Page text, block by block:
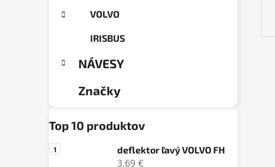
VOLVO
IRISBUS
NÁVESY
Značky
Top 10 produktov
deflektor ľavý VOLVO FH
3,69 €